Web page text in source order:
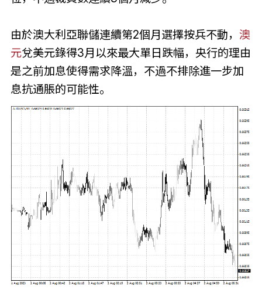
由於澳大利亞聯儲連續第2個月選擇按兵不動， 澳
元兌美元錄得3月以來最大單日跌幅，央行的理由
是之前加息使得需求降溫，不過不排除進一步加
息抗通脹的可能性。